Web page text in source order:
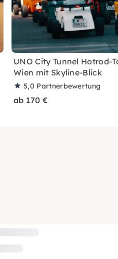
UNO City Tunnel Hotrod-
Wien mit Skyline-Blick
5,0 Partnerbewertung
ab 170 €